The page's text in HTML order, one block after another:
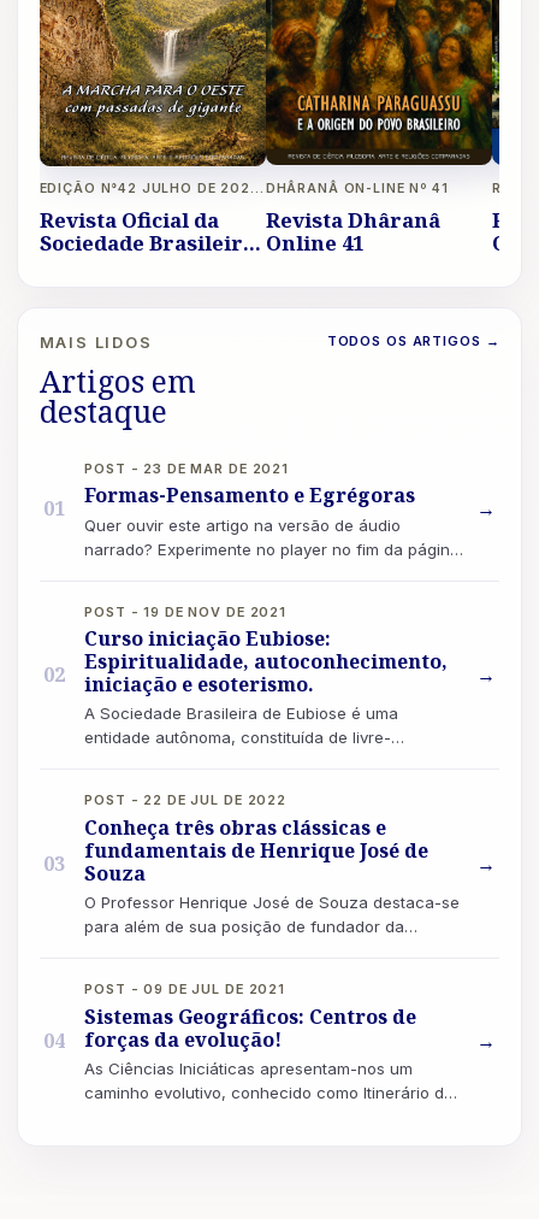
EDIÇÃO N°42 JULHO DE 2026 A OUTUBRO DE 2026 REVISTA LIVRE
Revista Oficial da
Sociedade Brasileira
DHÂRANÂ ON-LINE Nº 41
Revista Dhâranâ
Online 41
MAIS LIDOS
Artigos em
destaque
TODOS OS ARTIGOS →
01
POST - 23 DE MAR DE 2021
Formas-Pensamento e Egrégoras
Quer ouvir este artigo na versão de áudio
narrado? Experimente no player no fim da página!
→
02
POST - 19 DE NOV DE 2021
Curso iniciação Eubiose:
Espiritualidade, autoconhecimento,
iniciação e esoterismo.
A Sociedade Brasileira de Eubiose é uma
entidade autônoma, constituída de livre-
→
03
POST - 22 DE JUL DE 2022
Conheça três obras clássicas e
fundamentais de Henrique José de
Souza
O Professor Henrique José de Souza destaca-se
para além de sua posição de fundador da
→
04
POST - 09 DE JUL DE 2021
Sistemas Geográficos: Centros de
forças da evolução!
As Ciências Iniciáticas apresentam-nos um
caminho evolutivo, conhecido como Itinerário de
→